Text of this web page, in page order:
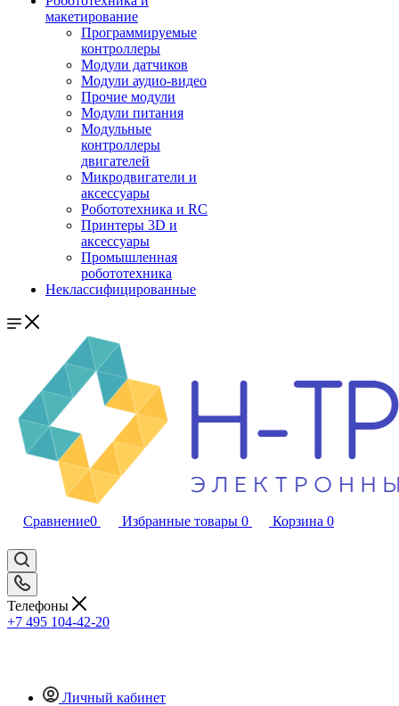
макетирование
Программируемые
контроллеры
Модули датчиков
Модули аудио-видео
Прочие модули
Модули питания
Модульные
контроллеры
двигателей
Микродвигатели и
аксессуары
Робототехника и RC
Принтеры 3D и
аксессуары
Промышленная
робототехника
Неклассифицированные
Сравнение0 Избранные товары 0 Корзина 0
Телефоны
+7 495 104-42-20
Личный кабинет